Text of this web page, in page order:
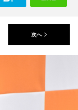
次へ